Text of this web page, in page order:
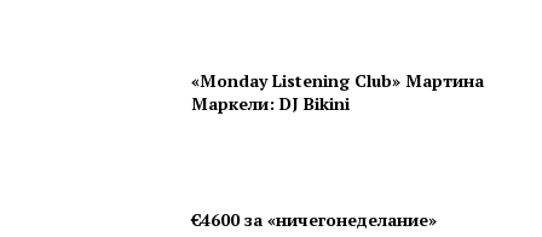
«Monday Listening Club» Мартина
Маркели: DJ Bikini
€4600 за «ничегонеделание»